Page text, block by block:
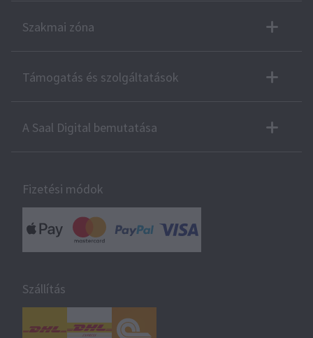
Szakmai zóna
Támogatás és szolgáltatások
A Saal Digital bemutatása
Fizetési módok
Szállítás